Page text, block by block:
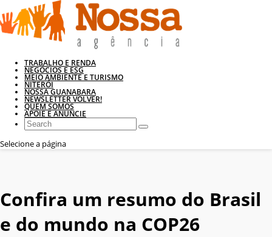
TRABALHO E RENDA
NEGÓCIOS E ESG
MEIO AMBIENTE E TURISMO
NITERÓI
NOSSA GUANABARA
NEWSLETTER VOLVER!
QUEM SOMOS
APOIE E ANUNCIE
Selecione a página
Confira um resumo do Brasil
e do mundo na COP26